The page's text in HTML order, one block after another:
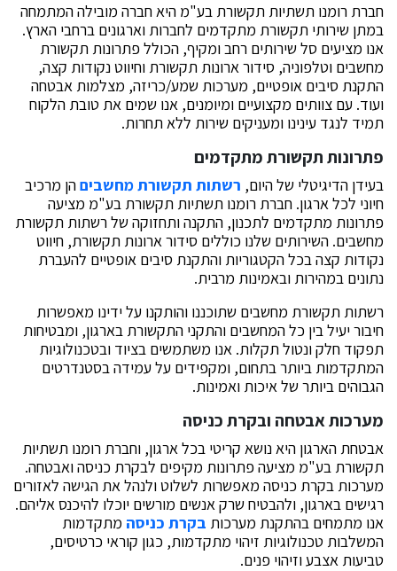
חברת רומנו תשתיות תקשורת בע"מ היא חברה מובילה המתמחה
במתן שירותי תקשורת מתקדמים לחברות וארגונים ברחבי הארץ.
אנו מציעים סל שירותים רחב ומקיף, הכולל פתרונות תקשורת
מחשבים וטלפוניה, סידור ארונות תקשורת וחיווט נקודות קצה,
התקנת סיבים אופטיים, מערכות שמע/כריזה, מצלמות אבטחה
ועוד. עם צוותים מקצועיים ומיומנים, אנו שמים את טובת הלקוח
תמיד לנגד עינינו ומעניקים שירות ללא תחרות.
פתרונות תקשורת מתקדמים
בעידן הדיגיטלי של היום, רשתות תקשורת מחשביםהן מרכיב
חיוני לכל ארגון. חברת רומנו תשתיות תקשורת בע"מ מציעה
פתרונות מתקדמים לתכנון, התקנה ותחזוקה של רשתות תקשורת
מחשבים. השירותים שלנו כוללים סידור ארונות תקשורת, חיווט
נקודות קצה בכל הקטגוריות והתקנת סיבים אופטיים להעברת
נתונים במהירות ובאמינות מרבית.
רשתות תקשורת מחשבים שתוכננו והותקנו על ידינו מאפשרות
חיבור יעיל בין כל המחשבים והתקני התקשורת בארגון, ומבטיחות
תפקוד חלק ונטול תקלות. אנו משתמשים בציוד ובטכנולוגיות
המתקדמות ביותר בתחום, ומקפידים על עמידה בסטנדרטים
הגבוהים ביותר של איכות ואמינות.
מערכות אבטחה ובקרת כניסה
אבטחת הארגון היא נושא קריטי בכל ארגון, וחברת רומנו תשתיות
תקשורת בע"מ מציעה פתרונות מקיפים לבקרת כניסה ואבטחה.
מערכות בקרת כניסה מאפשרות לשלוט ולנהל את הגישה לאזורים
רגישים בארגון, ולהבטיח שרק אנשים מורשים יוכלו להיכנס אליהם.
אנו מתמחים בהתקנת מערכות בקרת כניסה מתקדמות
המשלבות טכנולוגיות זיהוי מתקדמות, כגון קוראי כרטיסים,
טביעות אצבע וזיהוי פנים.